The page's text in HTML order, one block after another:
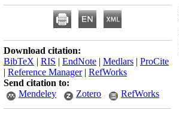
Download citation:
BibTeX | RIS | EndNote | Medlars | ProCite
| Reference Manager| RefWorks
Send citation to:
Mendeley
Zotero RefWorks